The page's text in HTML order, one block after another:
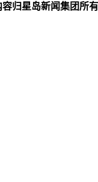
容归星岛新闻集团所